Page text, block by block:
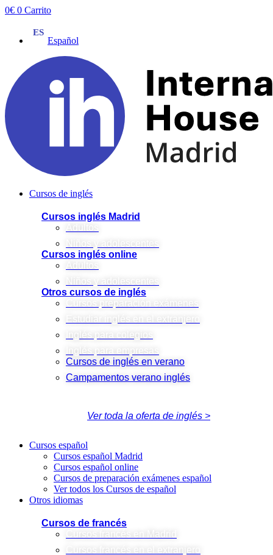
Ir
contenido
0€ 0 Carrito
Español
Cursos de inglés
Cursos inglés Madrid
Adultos
Niños y adolescentes
Cursos inglés online
Adultos
Niños y adolescentes
Otros cursos de inglés
Cursos preparación exámenes
Estudiar inglés en el extranjero
Inglés para colegios
Inglés para empresas
Cursos de inglés en verano
Campamentos verano inglés
Ver toda la oferta de inglés >
Cursos español
Cursos español Madrid
Cursos español online
Cursos de preparación exámenes español
Ver todos los Cursos de español
Otros idiomas
Cursos de francés
Cursos francés en Madrid